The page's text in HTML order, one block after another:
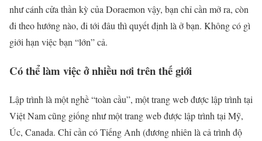
như cánh cửa thần kỳ của Doraemon vậy, bạn chỉ cần mở ra, còn
đi theo hướng nào, đi tới đâu thì quyết định là ở bạn. Không có gì
giới hạn việc bạn “lớn” cả.
Có thể làm việc ở nhiều nơi trên thế giới
Lập trình là một nghề “toàn cầu”, một trang web được lập trình tại
Việt Nam cũng giống như một trang web được lập trình tại Mỹ,
Úc, Canada. Chỉ cần có Tiếng Anh (đương nhiên là cả trình độ